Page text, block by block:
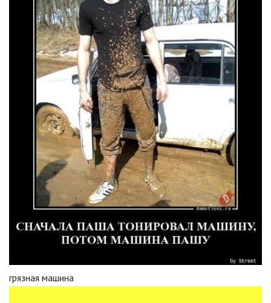
грязная машина